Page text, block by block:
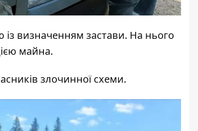
визначенням застави. На нього
майна.
злочинної схеми.